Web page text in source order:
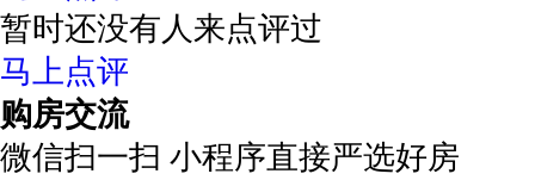
暂时还没有人来点评过
马上点评
购房交流
微信扫一扫 小程序直接严选好房